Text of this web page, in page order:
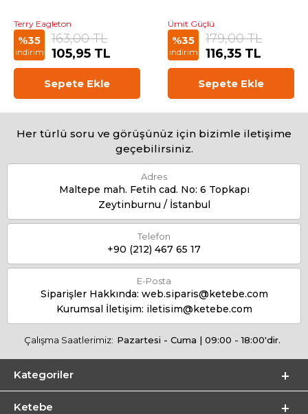
Terry Eagleton
%35
indirim
163,00 TL
105,95 TL
Sepete Ekle
Ümit Güçlü
%35
indirim
179,00 TL
116,35 TL
Sepete Ekle
Her türlü soru ve görüşünüz için bizimle iletişime
geçebilirsiniz.
Adres
Maltepe mah. Fetih cad. No: 6 Topkapı
Zeytinburnu / İstanbul
Telefon
+90 (212) 467 65 17
E-Posta
Siparişler Hakkında: web.siparis@ketebe.com
Kurumsal İletişim: iletisim@ketebe.com
Çalışma Saatlerimiz: Pazartesi - Cuma | 09:00 - 18:00'dir.
Kategoriler
Ketebe